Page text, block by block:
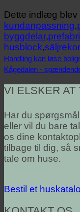
Dette indlæg blev
kundanpassning,
byggdelar,
husblock,
Handling kan løse
Kågedalen -
VI ELSKER AT
Har du
eller vil du bare
os dine
tilbage til dig, så
tale om huse.
Bestil et